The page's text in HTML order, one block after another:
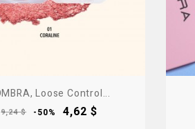
Loose Control...
Precio
9,24 $ -50% Precio
4,62 $